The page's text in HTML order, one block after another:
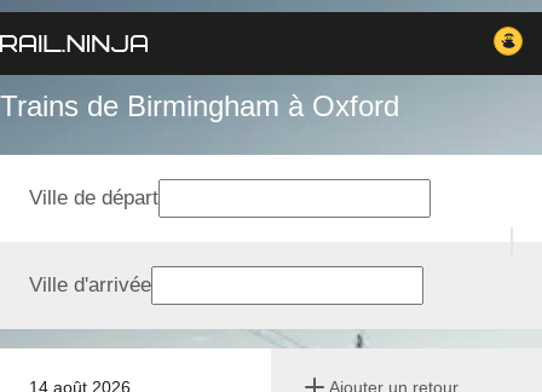
Trains de Birmingham à Oxford
14 août 2026 Ajouter un retour
Ville de départ
Ville d'arrivée